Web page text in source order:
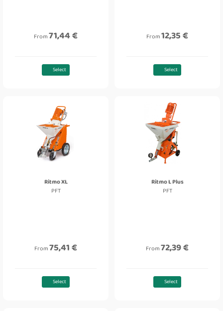
From71,44 €
Select
From12,35 €
Select
Ritmo XL
PFT
From75,41 €
Select
Ritmo L Plus
PFT
From72,39 €
Select